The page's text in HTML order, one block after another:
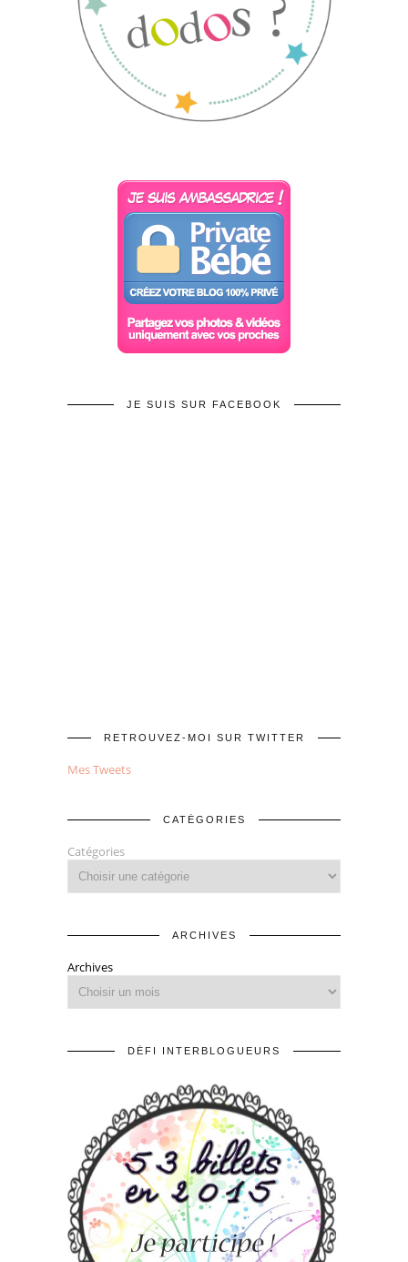
JE SUIS SUR FACEBOOK
RETROUVEZ-MOI SUR TWITTER
Mes Tweets
CATÉGORIES
Catégories
ARCHIVES
Archives
DÉFI INTERBLOGUEURS